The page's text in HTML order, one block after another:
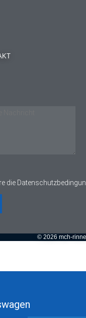
die
© 2026 mch-